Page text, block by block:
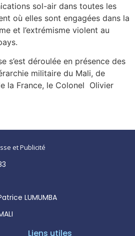
sol-air dans toutes les
où elles sont engagées dans la
et l’extrémisme violent au
s’est déroulée en présence des
militaire du Mali, de
la France, le Colonel Olivier
et Publicité
LUMUMBA
Liens utiles